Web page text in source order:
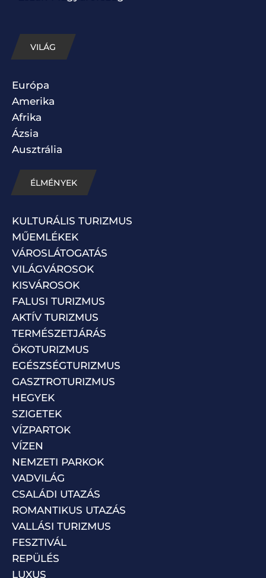
VILÁG
Európa
Amerika
Afrika
Ázsia
Ausztrália
ÉLMÉNYEK
KULTURÁLIS TURIZMUS
MŰEMLÉKEK
VÁROSLÁTOGATÁS
VILÁGVÁROSOK
KISVÁROSOK
FALUSI TURIZMUS
AKTÍV TURIZMUS
TERMÉSZETJÁRÁS
ÖKOTURIZMUS
EGÉSZSÉGTURIZMUS
GASZTROTURIZMUS
HEGYEK
SZIGETEK
VÍZPARTOK
VÍZEN
NEMZETI PARKOK
VADVILÁG
CSALÁDI UTAZÁS
ROMANTIKUS UTAZÁS
VALLÁSI TURIZMUS
FESZTIVÁL
REPÜLÉS
LUXUS